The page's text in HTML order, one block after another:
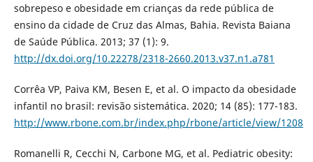
sobrepeso e obesidade em crianças da rede pública de
ensino da cidade de Cruz das Almas, Bahia. Revista Baiana
de Saúde Pública. 2013; 37 (1): 9.
http://dx.doi.org/10.22278/2318-2660.2013.v37.n1.a781
Corrêa VP, Paiva KM, Besen E, et al. O impacto da obesidade
infantil no brasil: revisão sistemática. 2020; 14 (85): 177-183.
http://www.rbone.com.br/index.php/rbone/article/view/1208
Romanelli R, Cecchi N, Carbone MG, et al. Pediatric obesity: